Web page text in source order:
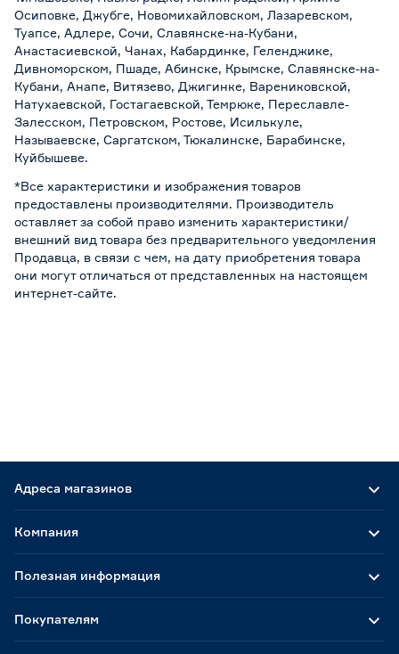
Осиповке, Джубге, Новомихайловском, Лазаревском,
Туапсе, Адлере, Сочи, Славянске-на-Кубани,
Анастасиевской, Чанах, Кабардинке, Геленджике,
Дивноморском, Пшаде, Абинске, Крымске, Славянске-на-
Кубани, Анапе, Витязево, Джигинке, Варениковской,
Натухаевской, Гостагаевской, Темрюке, Переславле-
Залесском, Петровском, Ростове, Исилькуле,
Называевске, Саргатском, Тюкалинске, Барабинске,
Куйбышеве.
*Все характеристики и изображения товаров
предоставлены производителями. Производитель
оставляет за собой право изменить характеристики/
внешний вид товара без предварительного уведомления
Продавца, в связи с чем, на дату приобретения товара
они могут отличаться от представленных на настоящем
интернет-сайте.
Адреса магазинов
Компания
Полезная информация
Покупателям